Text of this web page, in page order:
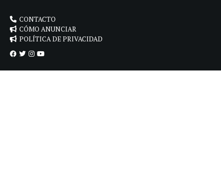
CONTACTO
CÓMO ANUNCIAR
POLÍTICA DE PRIVACIDAD